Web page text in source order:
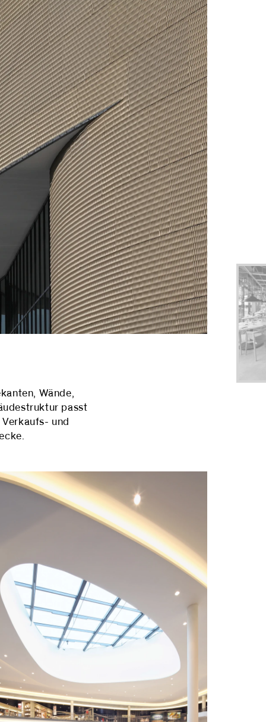
Wände,
passt
und